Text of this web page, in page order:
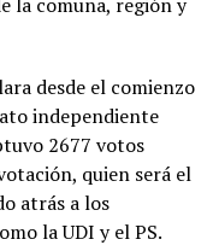
desde el comienzo
independiente
2677 votos
quien será el
atrás a los
la UDI y el PS.